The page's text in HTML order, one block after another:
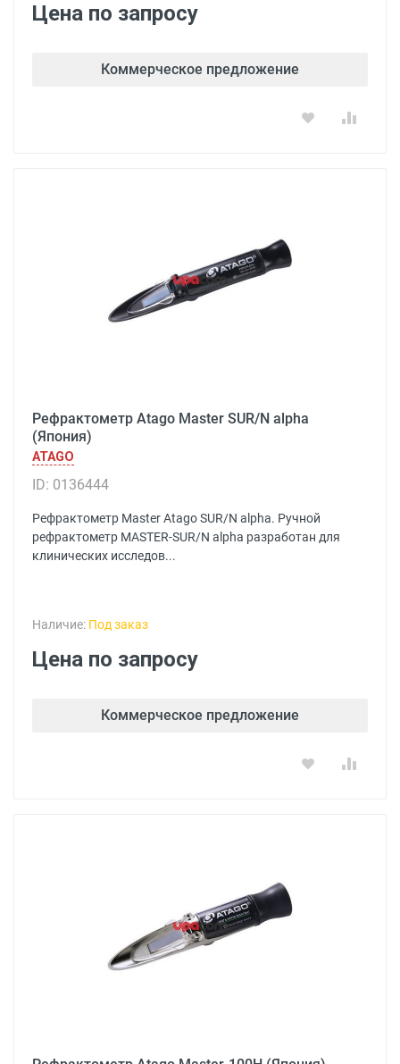
Цена по запросу
Коммерческое предложение
Рефрактометр Atago Master SUR/N alpha
(Япония)
ATAGO
ID: 0136444
Рефрактометр Master Atago SUR/N alpha. Ручной
рефрактометр MASTER-SUR/N alpha разработан для
клинических исследов...
Наличие: Под заказ
Цена по запросу
Коммерческое предложение